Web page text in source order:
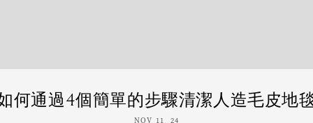
何通過4個簡單的步驟清潔人造毛皮地
NOV 11, 24